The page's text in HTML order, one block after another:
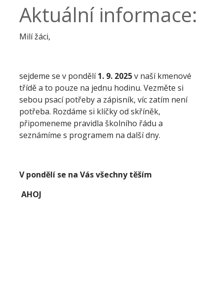
Aktuální informace:
Milí žáci,
sejdeme se v pondělí1. 9. 2025v naší kmenové
třídě a to pouze na jednu hodinu. Vezměte si
sebou psací potřeby a zápisník, víc zatím není
potřeba. Rozdáme si klíčky od skříněk,
připomeneme pravidla školního řádu a
seznámíme s programem na další dny.
V pondělí se na Vás všechny těším
AHOJ